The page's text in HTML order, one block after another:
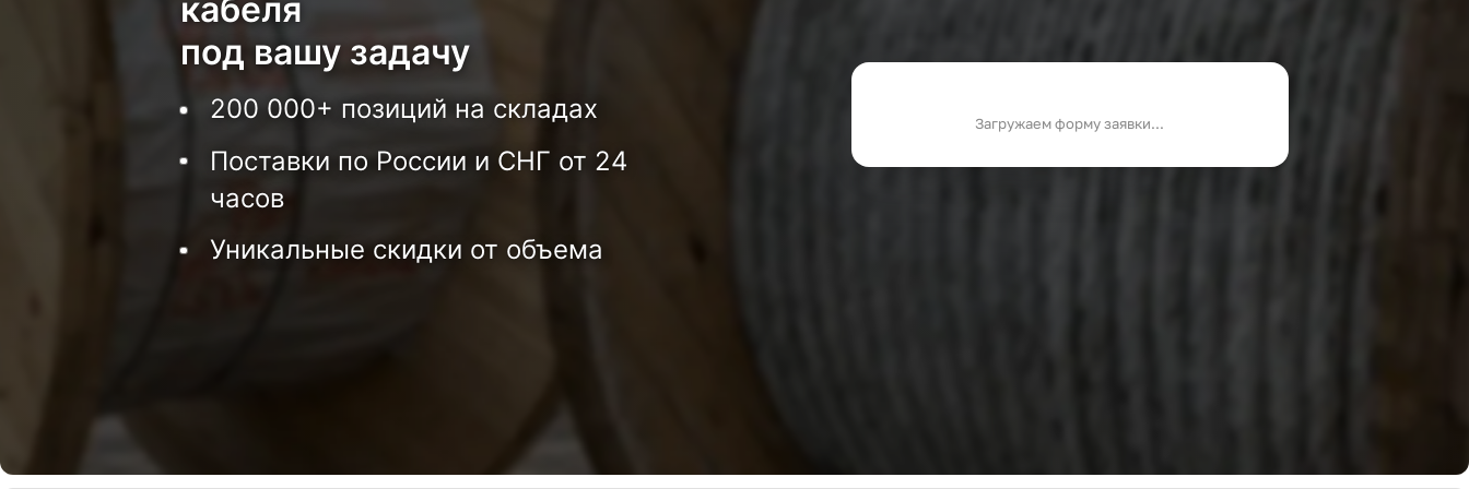
кабеля
под вашу задачу
200 000+ позиций на складах
Поставки по России и СНГ от 24
часов
Уникальные скидки от объема
Загружаем форму заявки...